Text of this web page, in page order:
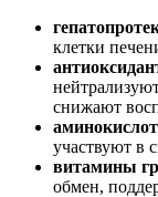
клетки
снижают
участвуют в
витамины
обмен,